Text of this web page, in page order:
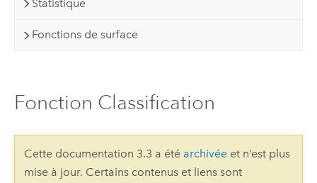
Statistique
Fonctions de surface
Fonction Classification
Cette documentation 3.3 a été archivéeet n’est plus
mise à jour. Certains contenus et liens sont